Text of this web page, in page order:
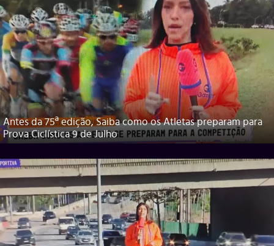
Antes da 75ª edição, Saiba como os Atletas preparam para
Prova Ciclística 9 de Julho